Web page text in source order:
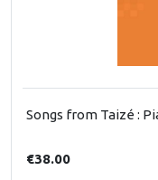
Songs from Taizé :
€38.00